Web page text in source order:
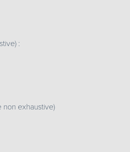
:
non exhaustive)